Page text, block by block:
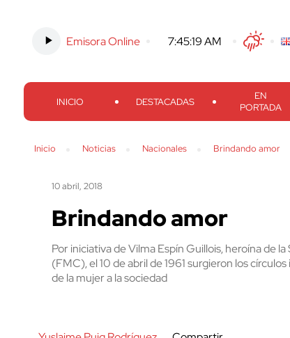
Emisora Online 7:45:20 AM Twitter
INICIO DESTACADAS
EN
PORTADA
Inicio Noticias Nacionales Brindando amor
10 abril, 2018
Brindando amor
Por iniciativa de Vilma Espí­n Guillois, heroína de
(FMC), el 10 de abril de 1961 surgieron los
de la mujer a la sociedad